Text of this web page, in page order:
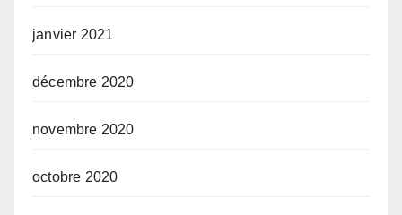
janvier 2021
décembre 2020
novembre 2020
octobre 2020